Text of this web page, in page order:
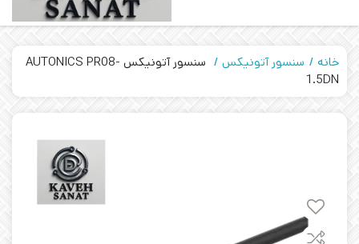
خانه سنسور آتونیکس
سنسور آتونیکس AUTONICS PR08-
1.5DN